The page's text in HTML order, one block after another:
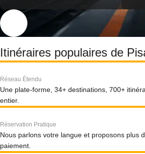
Itinéraires populaires de
Réseau Étendu
Une plate-forme, 34+ destinations, 700+
entier.
Réservation Pratique
Nous parlons votre langue et proposons plus
paiement.